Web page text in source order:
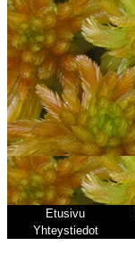
Etusivu
Yhteystiedot